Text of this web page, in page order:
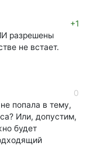
+1
разрешены
не встает.
0
попала в тему,
Или, допустим,
будет